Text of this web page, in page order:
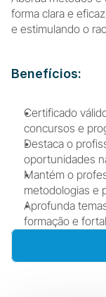
forma clara e
e estimulando o
Benefícios:
Certificado
concursos e
Destaca o
oportunidades
Mantém o
metodologias e
Aprofunda
formação e